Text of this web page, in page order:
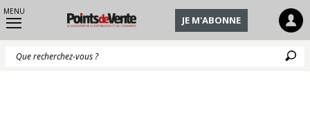
MENU
JE M'ABONNE